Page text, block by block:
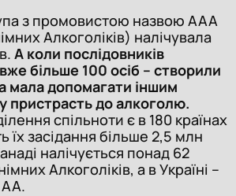
з промовистою назвою ААА
Алкоголіків) налічувала
А коли послідовників
більше 100 осіб – створили
мала допомагати іншим
пристрасть до алкоголю.
спільноти є в 180 країнах
їх засідання більше 2,5 млн
налічується понад 62
Алкоголіків, а в Україні –
АА.